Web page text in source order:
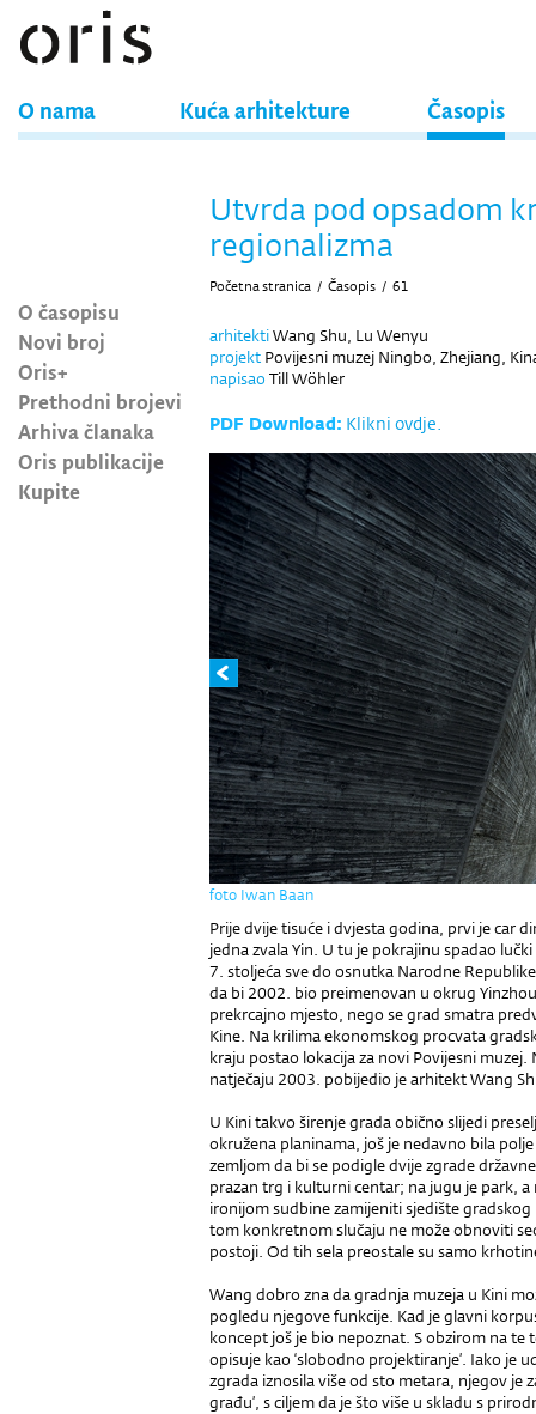
O nama Kuća arhitekture Časopis
O časopisu
Novi broj
Oris+
Prethodni brojevi
Arhiva članaka
Oris publikacije
Kupite
Utvrda pod opsadom
regionalizma
Početna stranica / Časopis / 61
arhitektiWang Shu, Lu Wenyu
projekt Povijesni muzej Ningbo, Zhejiang,
napisao Till Wöhler
PDF Download: Klikni ovdje.
foto Iwan Baan
Prije dvije tisuće i dvjesta godina, prvi je car
jedna zvala Yin. U tu je pokrajinu spadao
7. stoljeća sve do osnutka Narodne
da bi 2002. bio preimenovan u okrug
prekrcajno mjesto, nego se grad smatra
Kine. Na krilima ekonomskog procvata
kraju postao lokacija za novi Povijesni
natječaju 2003. pobijedio je arhitekt Wang
U Kini takvo širenje grada obično slijedi
okružena planinama, još je nedavno bila
zemljom da bi se podigle dvije zgrade
prazan trg i kulturni centar; na jugu je park, a
ironijom sudbine zamijeniti sjedište
tom konkretnom slučaju ne može obnoviti
postoji. Od tih sela preostale su samo
Wang dobro zna da gradnja muzeja u Kini
pogledu njegove funkcije. Kad je glavni
koncept još je bio nepoznat. S obzirom na te
opisuje kao ‘slobodno projektiranje’. Iako je
zgrada iznosila više od sto metara, njegov je
građu’, s ciljem da je što više u skladu s